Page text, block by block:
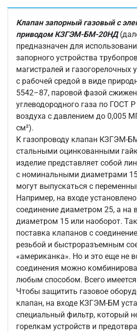
Клапан запорный газовый с
приводом КЗГЭМ-БМ-20НД
предназначен для
запорного устройства
магистралей и газогорелочных
с рабочей средой в виде
5542–87, паровой фазой
углеводородного газа по ГОСТ
воздуха с давлением до 0,005
см²).
К газопроводу клапан КЗГЭМ-
стальными оцинкованными
изделие представляет собой
с номинальными диаметрами
могут выпускаться с
Например, на входе
соединение диаметром 25, а на
диаметром 15 или наоборот.
поставка клапанов с
резьбой и быстроразъемным
«американка». Но и это еще не
соединения можно
любым способом. Всего
Чтобы защитить газовое
клапан, на входе КЗГЭМ-БМ
специальный фильтр, который
горелкам устройств и